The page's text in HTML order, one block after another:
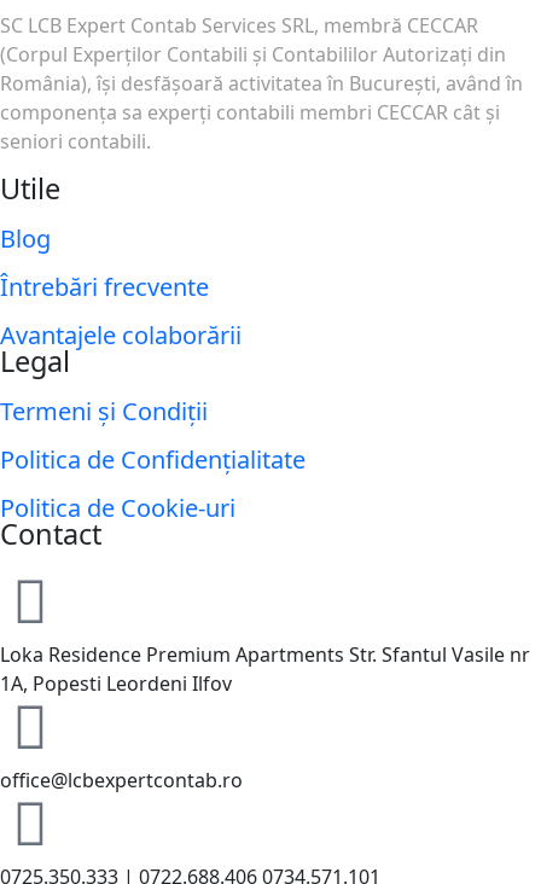
SC LCB Expert Contab Services SRL, membră CECCAR
(Corpul Experţilor Contabili şi Contabililor Autorizaţi din
România), îşi desfăşoară activitatea în Bucureşti, având în
componenţa sa experţi contabili membri CECCAR cât şi
seniori contabili.
Utile
Blog
Întrebări frecvente
Avantajele colaborării
Legal
Termeni și Condiții
Politica de Confidențialitate
Politica de Cookie-uri
Contact
Loka Residence Premium Apartments Str. Sfantul Vasile nr
1A, Popesti Leordeni Ilfov
office@lcbexpertcontab.ro
0725.350.333 | 0722.688.406 0734.571.101